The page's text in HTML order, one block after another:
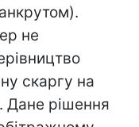
не
скаргу на
Дане рішення